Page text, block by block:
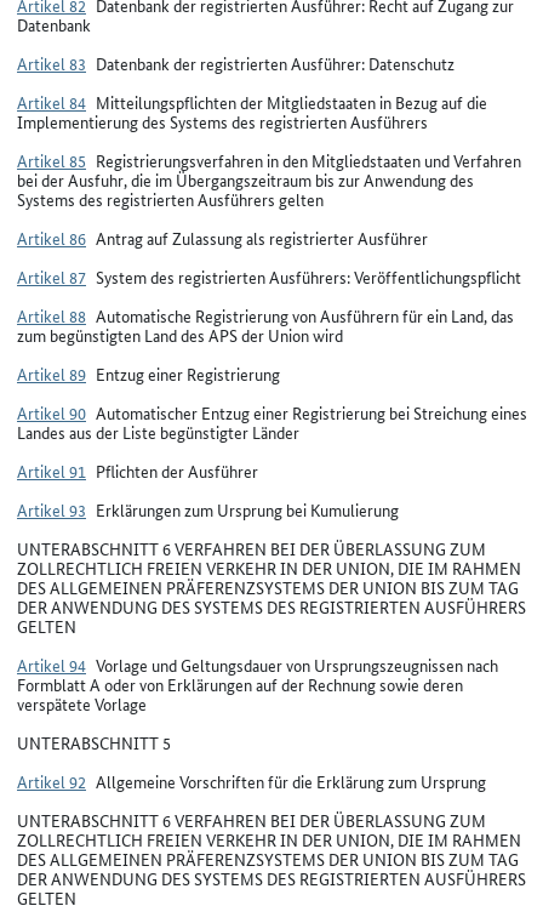
Artikel 82 Datenbank der registrierten Ausführer: Recht auf Zugang zur
Datenbank
Artikel 83 Datenbank der registrierten Ausführer: Datenschutz
Artikel 84 Mitteilungspflichten der Mitgliedstaaten in Bezug auf die
Implementierung des Systems des registrierten Ausführers
Artikel 85 Registrierungsverfahren in den Mitgliedstaaten und Verfahren
bei der Ausfuhr, die im Übergangszeitraum bis zur Anwendung des
Systems des registrierten Ausführers gelten
Artikel 86 Antrag auf Zulassung als registrierter Ausführer
Artikel 87 System des registrierten Ausführers: Veröffentlichungspflicht
Artikel 88 Automatische Registrierung von Ausführern für ein Land, das
zum begünstigten Land des APS der Union wird
Artikel 89 Entzug einer Registrierung
Artikel 90 Automatischer Entzug einer Registrierung bei Streichung eines
Landes aus der Liste begünstigter Länder
Artikel 91 Pflichten der Ausführer
Artikel 93 Erklärungen zum Ursprung bei Kumulierung
UNTERABSCHNITT 6 VERFAHREN BEI DER ÜBERLASSUNG ZUM
ZOLLRECHTLICH FREIEN VERKEHR IN DER UNION, DIE IM RAHMEN
DES ALLGEMEINEN PRÄFERENZSYSTEMS DER UNION BIS ZUM TAG
DER ANWENDUNG DES SYSTEMS DES REGISTRIERTEN AUSFÜHRERS
GELTEN
Artikel 94 Vorlage und Geltungsdauer von Ursprungszeugnissen nach
Formblatt A oder von Erklärungen auf der Rechnung sowie deren
verspätete Vorlage
UNTERABSCHNITT 5
Artikel 92 Allgemeine Vorschriften für die Erklärung zum Ursprung
UNTERABSCHNITT 6 VERFAHREN BEI DER ÜBERLASSUNG ZUM
ZOLLRECHTLICH FREIEN VERKEHR IN DER UNION, DIE IM RAHMEN
DES ALLGEMEINEN PRÄFERENZSYSTEMS DER UNION BIS ZUM TAG
DER ANWENDUNG DES SYSTEMS DES REGISTRIERTEN AUSFÜHRERS
GELTEN